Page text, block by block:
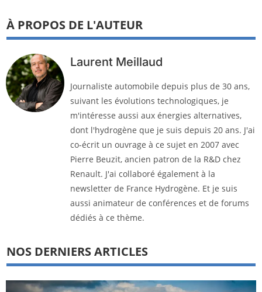
À PROPOS DE L'AUTEUR
Laurent Meillaud
Journaliste automobile depuis plus de 30 ans,
suivant les évolutions technologiques, je
m'intéresse aussi aux énergies alternatives,
dont l'hydrogène que je suis depuis 20 ans. J'ai
co-écrit un ouvrage à ce sujet en 2007 avec
Pierre Beuzit, ancien patron de la R&D chez
Renault. J'ai collaboré également à la
newsletter de France Hydrogène. Et je suis
aussi animateur de conférences et de forums
dédiés à ce thème.
NOS DERNIERS ARTICLES